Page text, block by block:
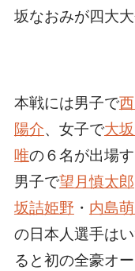
坂なおみが四大大
本戦には男子で
陽介、女子で大
唯の６名が出場
男子で望月慎太郎
坂詰姫野 ・ 内島
の日本人選手は
ると初の全豪オ